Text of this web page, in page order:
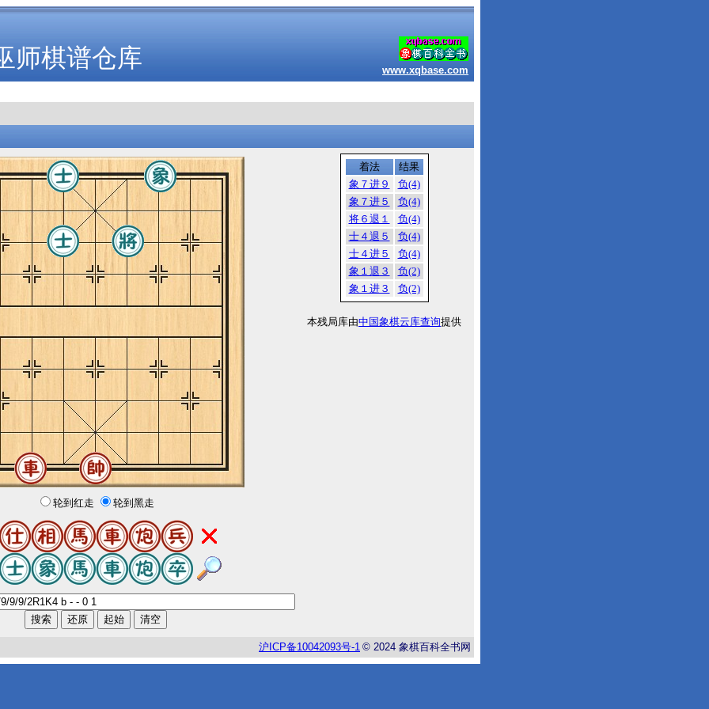
师棋谱仓库 www.xqbase.com
轮到红走 轮到黑走
着法
结果
象７进９
负(4)
象７进５
负(4)
将６退１
负(4)
士４退５
负(4)
士４进５
负(4)
象１退３
负(2)
象１进３
负(2)
本残局库由中国象棋云库查询提供
沪 ICP备10042093号-1 © 2024 象棋百科全书网